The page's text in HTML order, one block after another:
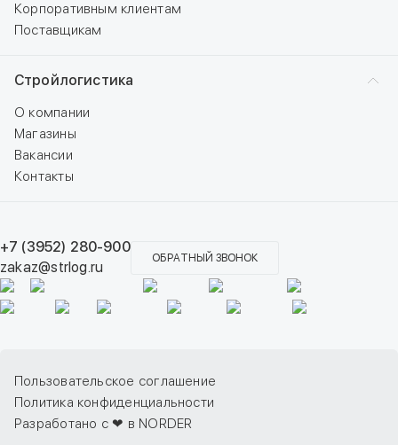
Корпоративным клиентам
Поставщикам
Стройлогистика
О компании
Магазины
Вакансии
Контакты
+7 (3952) 280-900
zakaz@strlog.ru
ОБРАТНЫЙ ЗВОНОК
Пользовательское соглашение
Политика конфиденциальности
Разработано с ❤ в NORDER